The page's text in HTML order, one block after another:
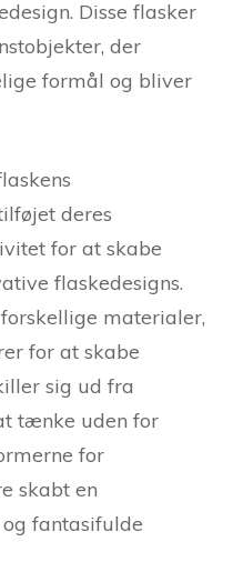
Disse flasker
der
formål og bliver
deres
for at skabe
flaskedesigns.
materialer,
for at skabe
sig ud fra
tænke uden for
for
skabt en
fantasifulde